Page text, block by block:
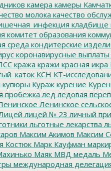
камера камеры
молока качество
кладбище
комитет образования
среда кондитерские
коронавирусные выплаты
кража кражи красная икра
КСН КТ-
купюры Кураж курение
пробежка лед ледовая
Ленинское
лицей № 23 личный
льготные лекарства
Максим Акимов Максим
Костюк Марк Кауфман
Маяк МВД медаль
международная